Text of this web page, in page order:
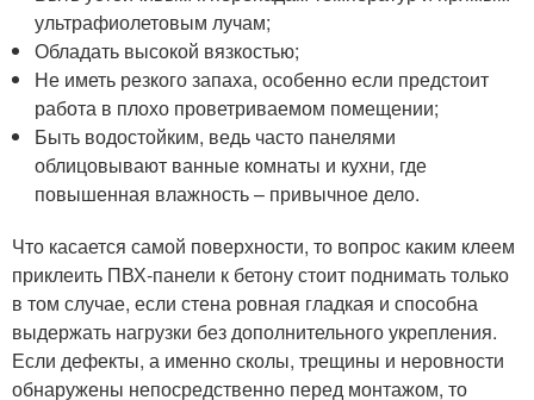
ультрафиолетовым лучам;
Обладать высокой вязкостью;
Не иметь резкого запаха, особенно если предстоит
работа в плохо проветриваемом помещении;
Быть водостойким, ведь часто панелями
облицовывают ванные комнаты и кухни, где
повышенная влажность – привычное дело.
Что касается самой поверхности, то вопрос каким клеем
приклеить ПВХ-панели к бетону стоит поднимать только
в том случае, если стена ровная гладкая и способна
выдержать нагрузки без дополнительного укрепления.
Если дефекты, а именно сколы, трещины и неровности
обнаружены непосредственно перед монтажом, то